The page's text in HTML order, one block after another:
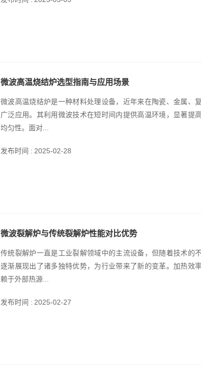
微波高温烧结炉选型指南与应用场景
微波高温烧结炉是一种材料处理设备，近年来在陶瓷、金属、
广泛应用。其利用微波技术在短时间内提供高温环境，显著提
均匀性。面对...
发布时间 : 2025-02-28
微波裂解炉与传统裂解炉性能对比优势
传统裂解炉一直是工业裂解领域中的主流设备，但随着技术的
逐渐展现出了诸多独特优势，为行业带来了新的变革。加热效
赖于外部热源...
发布时间 : 2025-02-27